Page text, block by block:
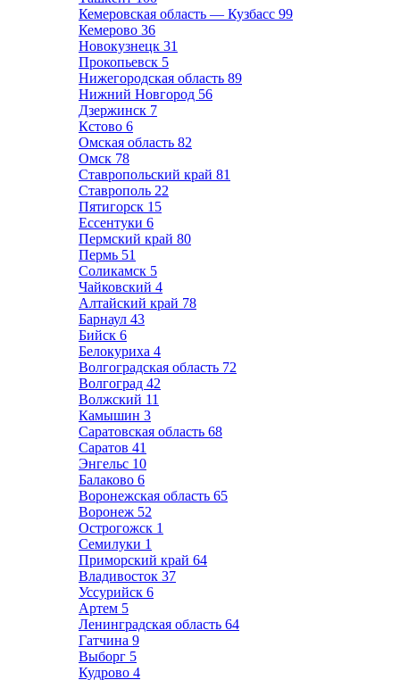
Кемеровская область — Кузбасс 99
Кемерово 36
Новокузнецк 31
Прокопьевск 5
Нижегородская область 89
Нижний Новгород 56
Дзержинск 7
Кстово 6
Омская область 82
Омск 78
Ставропольский край 81
Ставрополь 22
Пятигорск 15
Ессентуки 6
Пермский край 80
Пермь 51
Соликамск 5
Чайковский 4
Алтайский край 78
Барнаул 43
Бийск 6
Белокуриха 4
Волгоградская область 72
Волгоград 42
Волжский 11
Камышин 3
Саратовская область 68
Саратов 41
Энгельс 10
Балаково 6
Воронежская область 65
Воронеж 52
Острогожск 1
Семилуки 1
Приморский край 64
Владивосток 37
Уссурийск 6
Артем 5
Ленинградская область 64
Гатчина 9
Выборг 5
Кудрово 4